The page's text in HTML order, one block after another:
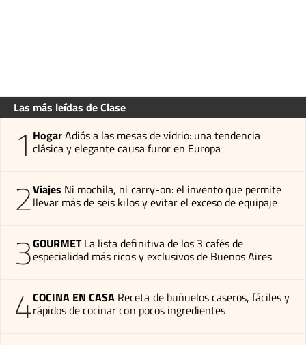
Las más leídas de Clase
1 HogarAdiós a las mesas de vidrio: una tendencia
clásica y elegante causa furor en Europa
2Viajes Ni mochila, ni carry-on: el invento que permite
llevar más de seis kilos y evitar el exceso de equipaje
3GOURMET La lista definitiva de los 3 cafés de
especialidad más ricos y exclusivos de Buenos Aires
4COCINA EN CASA Receta de buñuelos caseros, fáciles y
rápidos de cocinar con pocos ingredientes